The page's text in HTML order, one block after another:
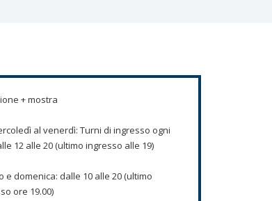
+ mostra
al venerdì: Turni di ingresso ogni
12 alle 20 (ultimo ingresso alle 19)
e domenica: dalle 10 alle 20 (ultimo
ore 19.00)